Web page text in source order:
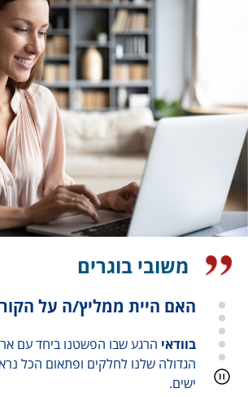
משובי בוגרים
האם היית ממליץ/ה על
בוודאי היה קורס שהעניק לי המון
העבירה את הקורס בצורה מדהימה עם
לעבודה בשטח כרמית פשוט מיוחדת